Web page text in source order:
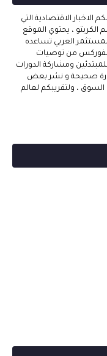
الاخبار الاقتصادية التي
الكربتو ، يحتوي الموقع
العربي تساعده
من توصيات
ومشاركة الدورات
صحيحة و نشر بعض
، ولتقريبكم لعالم